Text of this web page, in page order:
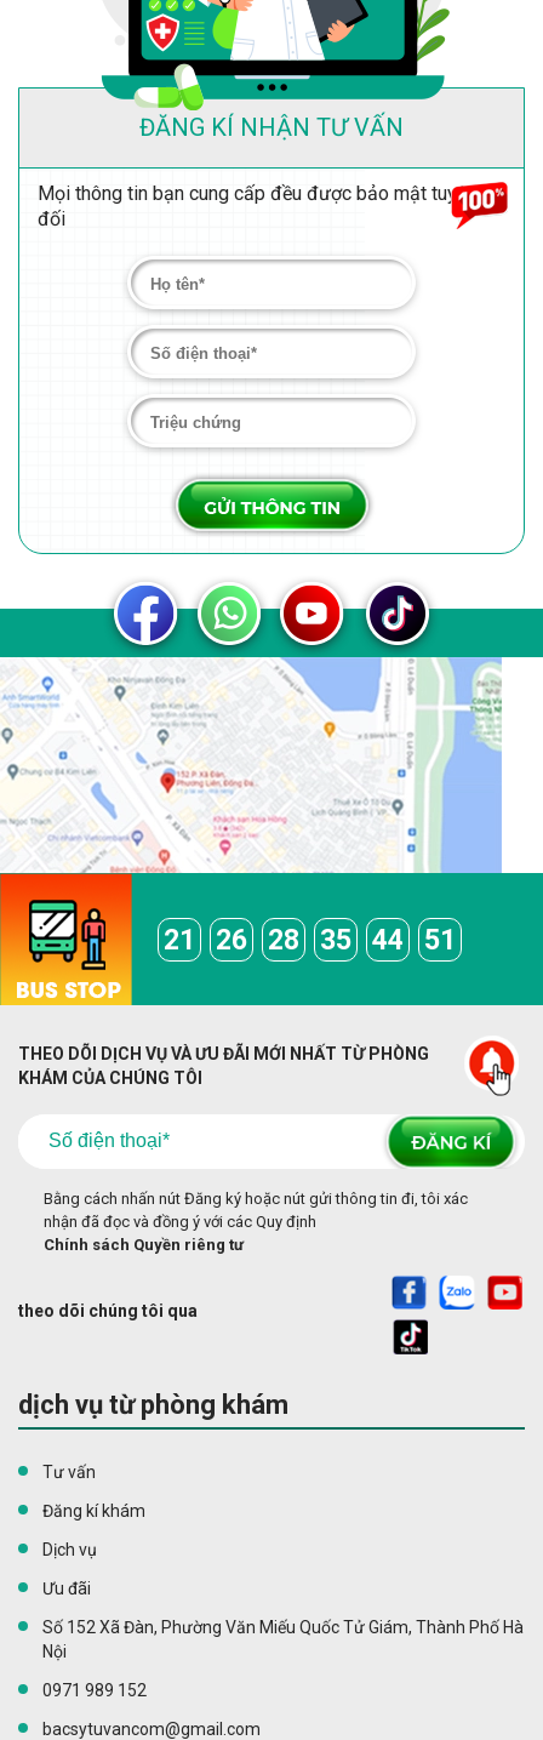
ĐĂNG KÍ NHẬN TƯ VẤN
Mọi thông tin bạn cung cấp đều được bảo mật tuyệt
đối
21 26 28 35 44 51
THEO DÕI DỊCH VỤ VÀ ƯU ĐÃI MỚI NHẤT TỪ PHÒNG
KHÁM CỦA CHÚNG TÔI
Bằng cách nhấn nút Đăng ký hoặc nút gửi thông tin đi, tôi xác
nhận đã đọc và đồng ý với các Quy định
Chính sách Quyền riêng tư
theo dõi chúng tôi qua
dịch vụ từ phòng khám
Tư vấn
Đăng kí khám
Dịch vụ
Ưu đãi
Số 152 Xã Đàn, Phường Văn Miếu Quốc Tử Giám, Thành Phố Hà
Nội
0971 989 152
bacsytuvancom@gmail.com